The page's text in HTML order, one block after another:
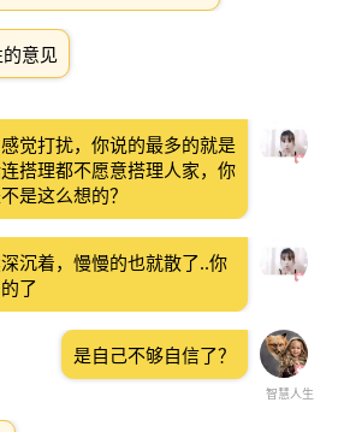
意见
觉打扰，你说的最多的就是
搭理都不愿意搭理人家，你
是这么想的？
沉着，慢慢的也就散了..你
了
智慧人生
是自己不够自信了？